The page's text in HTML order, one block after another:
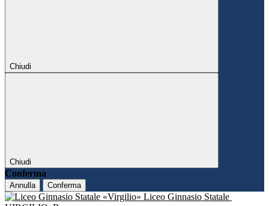
Chiudi
Chiudi
Conferma
Annulla Conferma
Liceo Ginnasio Statale